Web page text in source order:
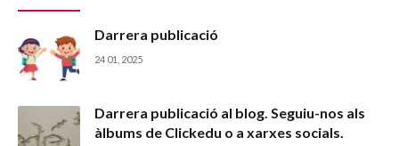
Darrera publicació
24 01, 2025
Darrera publicació al blog. Seguiu-nos als
àlbums de Clickedu o a xarxes socials.